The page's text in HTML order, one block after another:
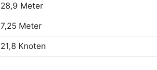
28,9 Meter
7,25 Meter
21,8 Knoten